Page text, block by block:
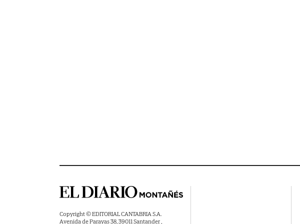
Copyright © EDITORIAL CANTABRIA S.A.
Avenida de Parayas 38, 39011 Santander ,